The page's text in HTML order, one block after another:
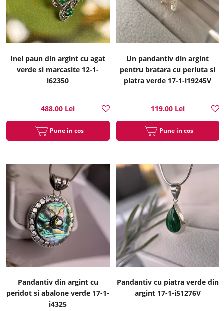
Inel paun din argint cu agat
verde si marcasite 12-1-
i62350
488.00 Lei
Pune in cos
Un pandantiv din argint
pentru bratara cu perluta si
piatra verde 17-1-i19245V
119.00 Lei
Pune in cos
Pandantiv din argint cu
peridot si abalone verde 17-1-
i4325
Pandantiv cu piatra verde din
argint 17-1-i51276V